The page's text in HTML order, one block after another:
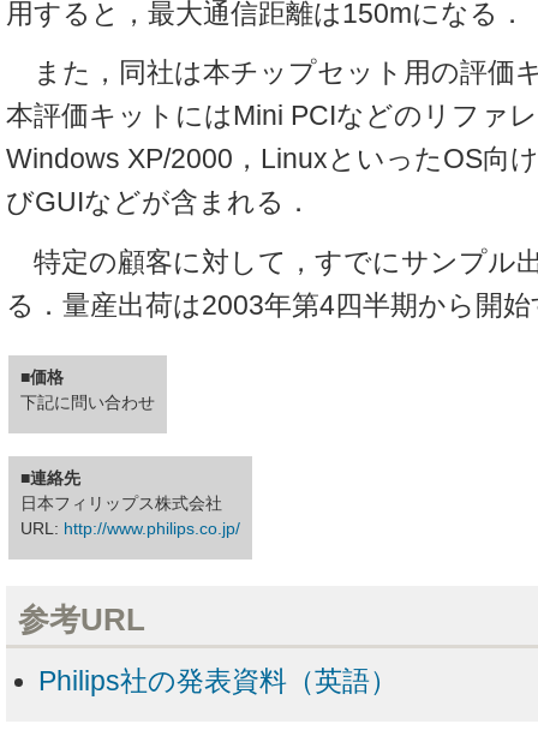
用すると，最大通信距離は150mになる．
また，同社は本チップセット用の評価
本評価キットにはMini PCIなどのリファ
Windows XP/2000，LinuxといったOS向
びGUIなどが含まれる．
特定の顧客に対して，すでにサンプル
る．量産出荷は2003年第4四半期から開
■価格
下記に問い合わせ
■連絡先
日本フィリップス株式会社
URL: http://www.philips.co.jp/
参考URL
Philips社の発表資料（英語）